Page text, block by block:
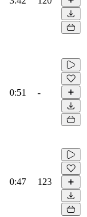
0:51 -
0:47 123